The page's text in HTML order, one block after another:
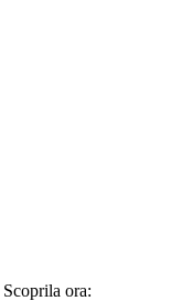
Scoprila ora: